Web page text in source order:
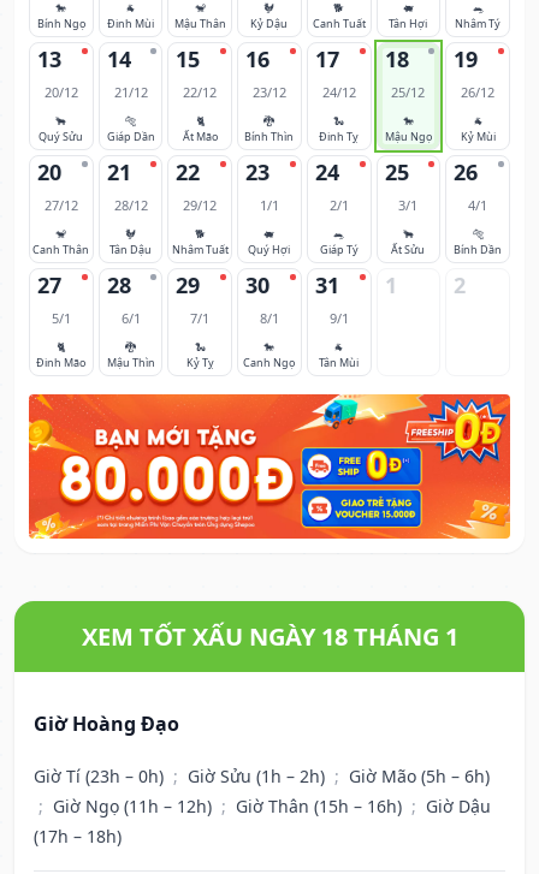
🐎
Bính Ngọ
🐐
Đinh Mùi
🐒
Mậu Thân
🐓
Kỷ Dậu
🐕
Canh Tuất
🐖
Tân Hợi
🐀
Nhâm Tý
13
20/12
🐂
Quý Sửu
14
21/12
🐅
Giáp Dần
15
22/12
🐈
Ất Mão
16
23/12
🐉
Bính Thìn
17
24/12
🐍
Đinh Tỵ
18
25/12
🐎
Mậu Ngọ
19
26/12
🐐
Kỷ Mùi
20
27/12
🐒
Canh Thân
21
28/12
🐓
Tân Dậu
22
29/12
🐕
Nhâm Tuất
23
1/1
🐖
Quý Hợi
24
2/1
🐀
Giáp Tý
25
3/1
🐂
Ất Sửu
26
4/1
🐅
Bính Dần
27
5/1
🐈
Đinh Mão
28
6/1
🐉
Mậu Thìn
29
7/1
🐍
Kỷ Tỵ
30
8/1
🐎
Canh Ngọ
31
9/1
🐐
Tân Mùi
1 2
XEM TỐT XẤU NGÀY 18 THÁNG 1
Giờ Hoàng Đạo
Giờ Tí (23h – 0h) ; Giờ Sửu (1h – 2h) ; Giờ Mão (5h – 6h)
; Giờ Ngọ (11h – 12h) ; Giờ Thân (15h – 16h) ; Giờ Dậu
(17h – 18h)